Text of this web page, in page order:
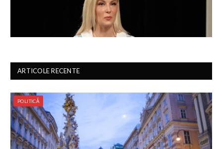
ARTICOLE RECENTE
POLITICĂ